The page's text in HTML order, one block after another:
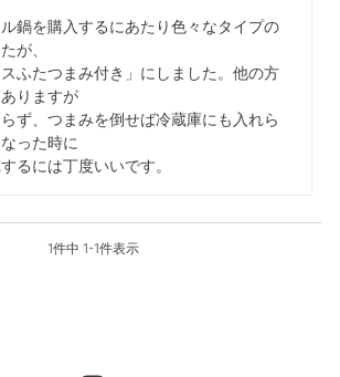
鍋を購入するにあたり色々なタイプの
が、
スふたつまみ付き」にしました。他の方
りますが
ず、つまみを倒せば冷蔵庫にも入れら
った時に
るには丁度いいです。
1件中 1-1件表示